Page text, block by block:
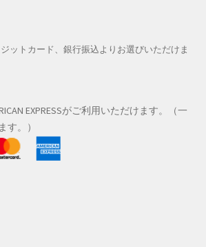
ットカード、銀行振込よりお選びいただけま
EXPRESSがご利用いただけます。（一
す。）